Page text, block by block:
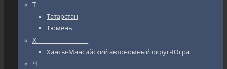
Т_________________
Татарстан
Тюмень
Х_________________
Ханты-Мансийский автономный округ-Югра
Ч_________________